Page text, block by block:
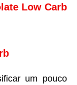
Low Carb
um pouco